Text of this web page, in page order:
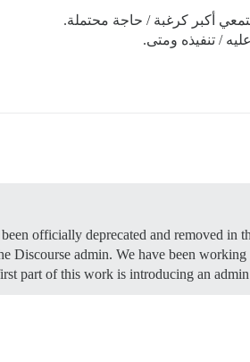
أكبر كرغبة / حاجة محتملة.
/ تنفيذه ومتى.
officially deprecated and removed in
Discourse admin. We have been
part of this work is introducing an